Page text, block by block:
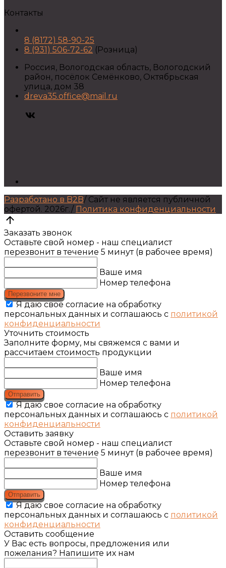
Контакты
8 (8172) 58-90-25
8 (931) 506-72-62 (Розница)
Россия, Вологодская область, Вологодский
район, посёлок Семёнково, Октябрьская
улица, дом 38
dreva35.office@mail.ru
Разработано в B2B/Сайт не является публичной
офертой. 2026г./ Политика конфиденциальности
Заказать звонок
Оставьте свой номер - наш специалист
перезвонит в течение 5 минут (в рабочее время)
Ваше имя
Номер телефона
Перезвоните мне
Я даю свое согласие на обработку
персональных данных и соглашаюсь с политикой
конфиденциальности
Уточнить стоимость
Заполните форму, мы свяжемся с вами и
рассчитаем стоимость продукции
Ваше имя
Номер телефона
Отправить
Я даю свое согласие на обработку
персональных данных и соглашаюсь с политикой
конфиденциальности
Оставить заявку
Оставьте свой номер - наш специалист
перезвонит в течение 5 минут (в рабочее время)
Ваше имя
Номер телефона
Отправить
Я даю свое согласие на обработку
персональных данных и соглашаюсь с политикой
конфиденциальности
Оставить сообщение
У Вас есть вопросы, предложения или
пожелания? Напишите их нам